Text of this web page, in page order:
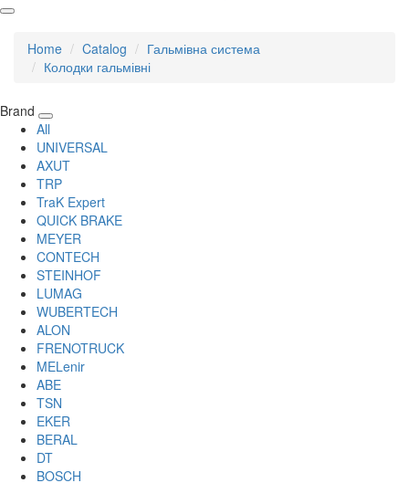
Home Catalog
Гальмівна система
Колодки гальмівні
Brand
All
UNIVERSAL
AXUT
TRP
TraK Expert
QUICK BRAKE
MEYER
CONTECH
STEINHOF
LUMAG
WUBERTECH
ALON
FRENOTRUCK
MELenir
ABE
TSN
EKER
BERAL
DT
BOSCH